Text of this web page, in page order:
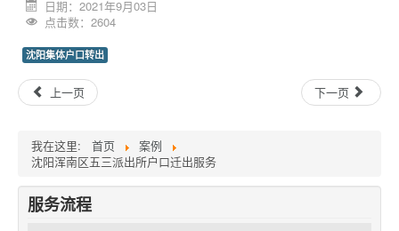
日期：2021年9月03日
点击数：2604
沈阳集体户口转出
上一页 下一页
我在这里: 首页
案例
沈阳浑南区五三派出所户口迁出服务
服务流程